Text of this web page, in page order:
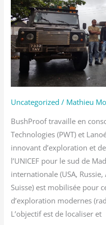
Uncategorized / Mathieu
BushProof travaille en
Technologies (PWT) et
innovant d’exploration et
l’UNICEF pour le sud de
internationale (USA,
Suisse) est mobilisée pour
d’exploration modernes
L’objectif est de localiser et
production
dans
le
Sud